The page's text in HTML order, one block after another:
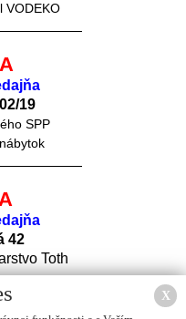
VODEKO
2/19
SPP
42
Toth
X